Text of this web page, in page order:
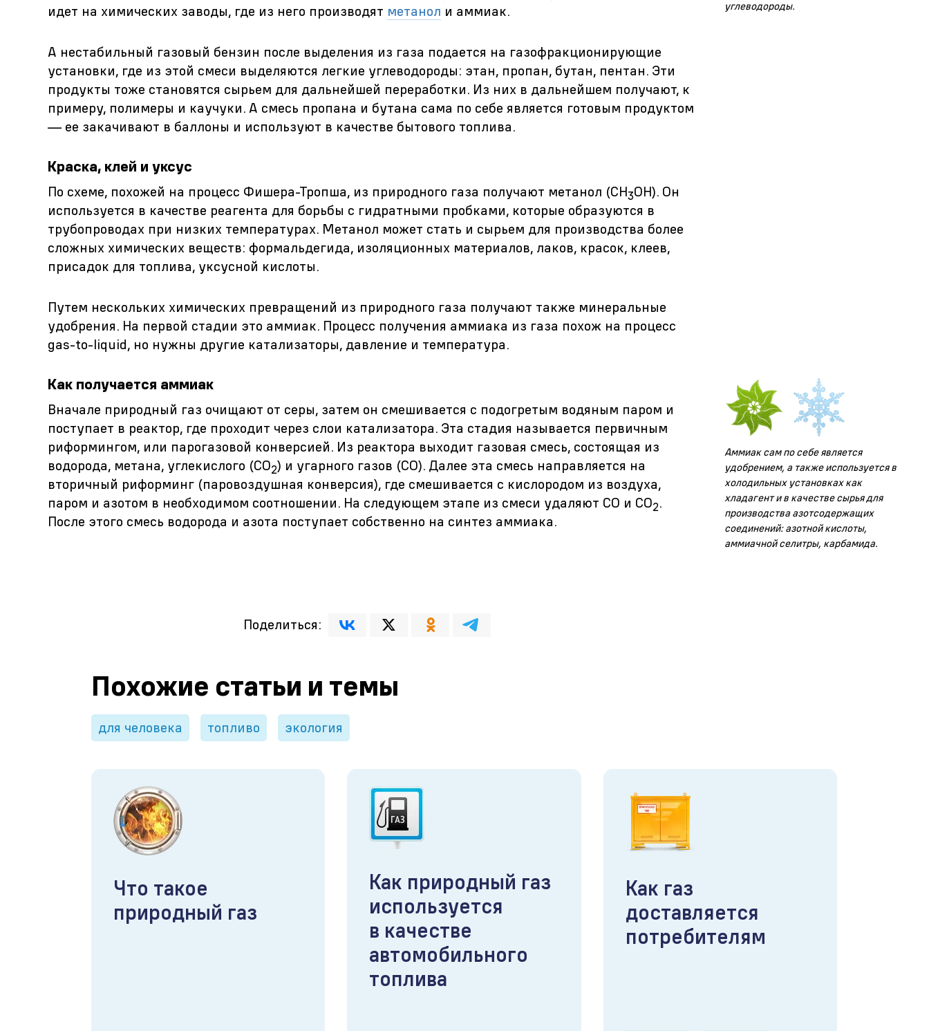
углеводороды.
идет на химических заводы, где из него производят метанол и аммиак.
А нестабильный газовый бензин после выделения из газа подается на газофракционирующие
установки, где из этой смеси выделяются легкие углеводороды: этан, пропан, бутан, пентан. Эти
продукты тоже становятся сырьем для дальнейшей переработки. Из них в дальнейшем получают, к
примеру, полимеры и каучуки. А смесь пропана и бутана сама по себе является готовым продуктом
— ее закачивают в баллоны и используют в качестве бытового топлива.
Краска, клей и уксус
По схеме, похожей на процесс Фишера-Тропша, из природного газа получают метанол (CH3OH). Он
используется в качестве реагента для борьбы с гидратными пробками, которые образуются в
трубопроводах при низких температурах. Метанол может стать и сырьем для производства более
сложных химических веществ: формальдегида, изоляционных материалов, лаков, красок, клеев,
присадок для топлива, уксусной кислоты.
Путем нескольких химических превращений из природного газа получают также минеральные
удобрения. На первой стадии это аммиак. Процесс получения аммиака из газа похож на процесс
gas-to-liquid, но нужны другие катализаторы, давление и температура.
Аммиак сам по себе является
удобрением, а также используется в
холодильных установках как
хладагент и в качестве сырья для
производства азотсодержащих
соединений: азотной кислоты,
аммиачной селитры, карбамида.
Как получается аммиак
Вначале природный газ очищают от серы, затем он смешивается с подогретым водяным паром и
поступает в реактор, где проходит через слои катализатора. Эта стадия называется первичным
риформингом, или парогазовой конверсией. Из реактора выходит газовая смесь, состоящая из
водорода, метана, углекислого (СО2) и угарного газов (СО). Далее эта смесь направляется на
вторичный риформинг (паровоздушная конверсия), где смешивается с кислородом из воздуха,
паром и азотом в необходимом соотношении. На следующем этапе из смеси удаляют СО и СО2.
После этого смесь водорода и азота поступает собственно на синтез аммиака.
Поделиться:
Похожие статьи и темы
для человека топливо экология
Что такое
природный газ
Как природный газ
используется
в качестве
автомобильного
топлива
Как газ
доставляется
потребителям